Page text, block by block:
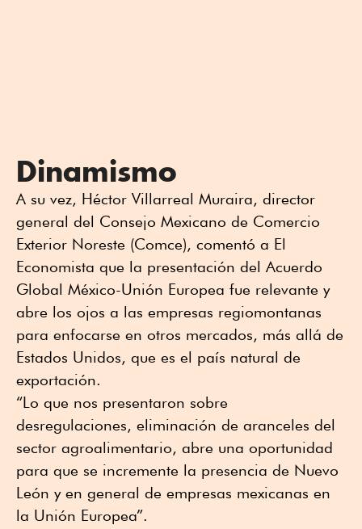
Dinamismo
A su vez, Héctor Villarreal Muraira, director
general del Consejo Mexicano de Comercio
Exterior Noreste (Comce), comentó a El
Economista que la presentación del Acuerdo
Global México-Unión Europea fue relevante y
abre los ojos a las empresas regiomontanas
para enfocarse en otros mercados, más allá de
Estados Unidos, que es el país natural de
exportación.
“Lo que nos presentaron sobre
desregulaciones, eliminación de aranceles del
sector agroalimentario, abre una oportunidad
para que se incremente la presencia de Nuevo
León y en general de empresas mexicanas en
la Unión Europea”.